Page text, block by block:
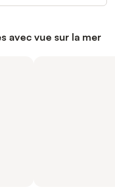
avec vue sur la mer